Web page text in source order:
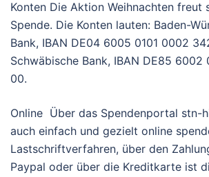
Konten Die Aktion Weihnachten freut
Spende. Die Konten lauten: Baden-
Bank, IBAN DE04 6005 0101 0002
Schwäbische Bank, IBAN DE85
00.
Online Über das Spendenportal stn-
auch einfach und gezielt online
Lastschriftverfahren, über den
Paypal oder über die Kreditkarte ist